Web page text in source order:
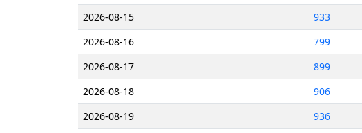
2026-08-15
933
2026-08-16
799
2026-08-17
899
2026-08-18
906
2026-08-19
936